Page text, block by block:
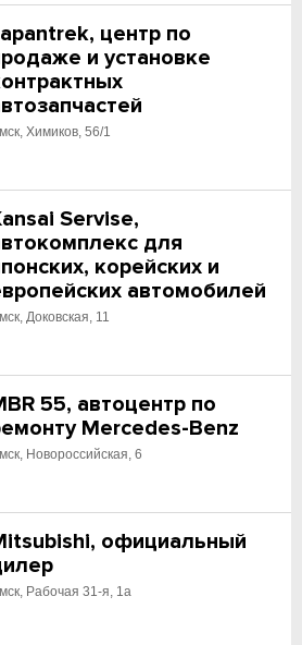
центр по
и установке
Химиков, 56/1
Servise,
для
корейских и
автомобилей
Доковская, 11
55, автоцентр по
Mercedes-Benz
Новороссийская, 6
официальный
Рабочая 31-я, 1а